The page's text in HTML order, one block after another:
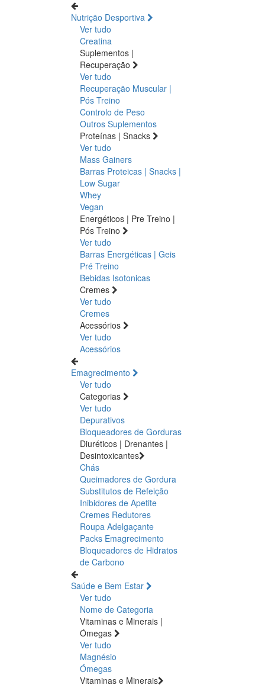
Nutrição Desportiva
Ver tudo
Creatina
Suplementos |
Recuperação
Ver tudo
Recuperação Muscular |
Pós Treino
Controlo de Peso
Outros Suplementos
Proteínas | Snacks
Ver tudo
Mass Gainers
Barras Proteicas | Snacks |
Low Sugar
Whey
Vegan
Energéticos | Pre Treino |
Pós Treino
Ver tudo
Barras Energéticas | Geis
Pré Treino
Bebidas Isotonicas
Cremes
Ver tudo
Cremes
Acessórios
Ver tudo
Acessórios
Emagrecimento
Ver tudo
Categorias
Ver tudo
Depurativos
Bloqueadores de Gorduras
Diuréticos | Drenantes |
Desintoxicantes
Chás
Queimadores de Gordura
Substitutos de Refeição
Inibidores de Apetite
Cremes Redutores
Roupa Adelgaçante
Packs Emagrecimento
Bloqueadores de Hidratos
de Carbono
Saúde e Bem Estar
Ver tudo
Nome de Categoria
Vitaminas e Minerais |
Ómegas
Ver tudo
Magnésio
Ómegas
Vitaminas e Minerais